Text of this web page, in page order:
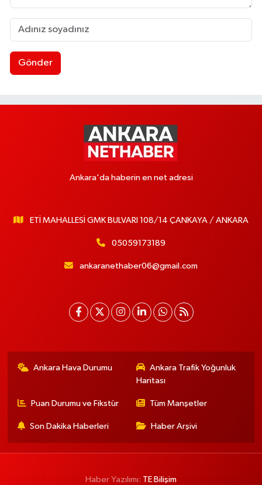
Gönder
Ankara'da haberin en net adresi
ETİ MAHALLESİ GMK BULVARI 108/14 ÇANKAYA / ANKARA
05059173189
ankaranethaber06@gmail.com
Ankara Hava Durumu
Ankara Trafik Yoğunluk
Haritası
Puan Durumu ve Fikstür Tüm Manşetler
Son Dakika Haberleri Haber Arşivi
Haber Yazılımı: TE Bilişim